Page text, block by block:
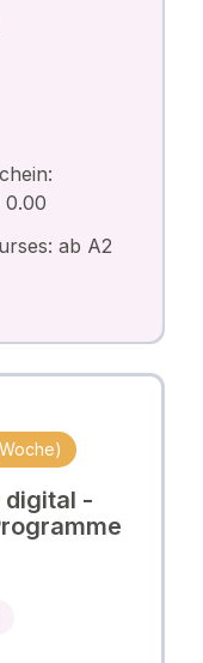
0.00
ab A2
digital -